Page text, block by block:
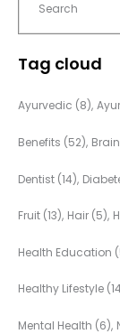
Tag cloud
Ayurvedic (8)
Benefits (52) Brain
Dentist (14)
Fruit (13) Hair (5)
Health Education
Healthy Lifestyle
Mental Health (6)